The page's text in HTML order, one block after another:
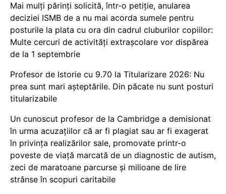
Mai mulți părinți solicită, într-o petiție, anularea
deciziei ISMB de a nu mai acorda sumele pentru
posturile la plata cu ora din cadrul cluburilor copiilor:
Multe cercuri de activități extrașcolare vor dispărea
de la 1 septembrie
Profesor de Istorie cu 9.70 la Titularizare 2026: Nu
prea sunt mari așteptările. Din păcate nu sunt posturi
titularizabile
Un cunoscut profesor de la Cambridge a demisionat
în urma acuzațiilor că ar fi plagiat sau ar fi exagerat
în privința realizărilor sale, promovate printr-o
poveste de viață marcată de un diagnostic de autism,
zeci de maratoane parcurse și milioane de lire
strânse în scopuri caritabile